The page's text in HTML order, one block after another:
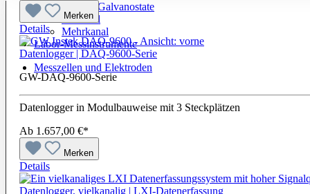
Potentiostate / Galvanostate
Einkanal
Mehrkanal
Labor-Messinstrumente
Messzellen und Elektroden
Merken
Details
Datenlogger | DAQ-9600-Serie
GW-DAQ-9600-Serie
Datenlogger in Modulbauweise mit 3 Steckplätzen
Ab 1.657,00 €*
Merken
Details
Datenlogger, vielkanalig | LXI-Datenerfassung